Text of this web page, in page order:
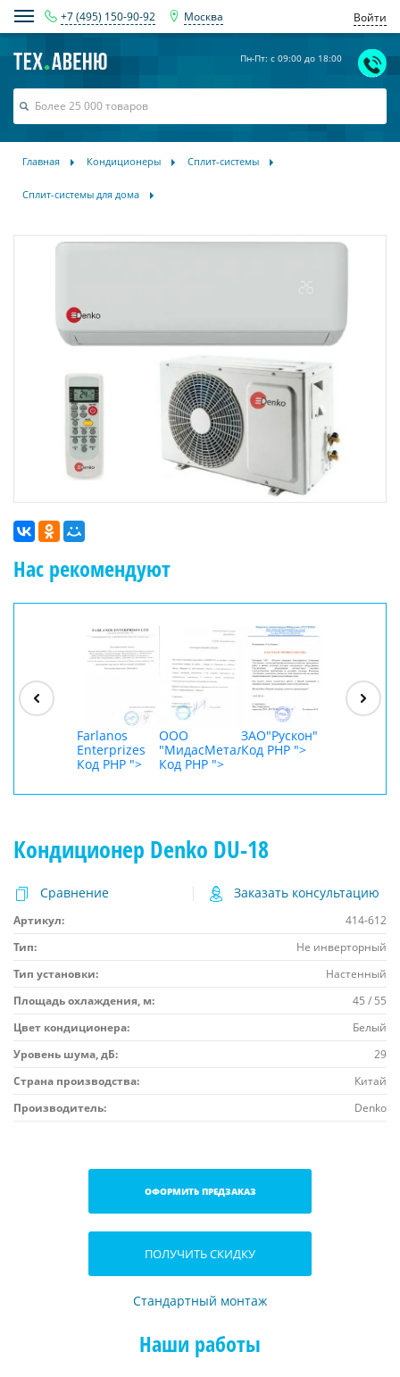
+7 (495) 150-90-92 Москва Войти
Пн-Пт: с 09:00 до 18:00
Главная Кондиционеры Сплит-системы
Сплит-системы для дома
Нас рекомендуют
Farlanos
Enterprizes
Код PHP ">
ООО
"МидасМеталлАрт"
Код PHP ">
ЗАО"Рускон"
Код PHP ">
Кондиционер Denko DU-18
Сравнение Заказать консультацию
Артикул:
414-612
Тип:
Не инверторный
Тип установки:
Настенный
Площадь охлаждения, м:
45 / 55
Цвет кондиционера:
Белый
Уровень шума, дБ:
29
Страна производства:
Китай
Производитель:
Denko
ОФОРМИТЬ ПРЕДЗАКАЗ
ПОЛУЧИТЬ СКИДКУ
Стандартный монтаж
Наши работы